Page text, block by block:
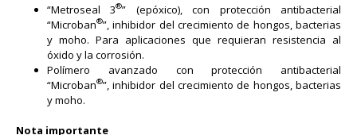
“Metroseal 3®” (epóxico), con protección antibacterial
“Microban®”, inhibidor del crecimiento de hongos, bacterias
y moho. Para aplicaciones que requieran resistencia al
óxido y la corrosión.
Polímero avanzado con protección antibacterial
“Microban®”, inhibidor del crecimiento de hongos, bacterias
y moho.
Nota importante